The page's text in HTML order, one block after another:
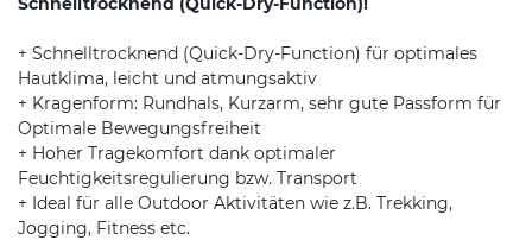
+ Schnelltrocknend (Quick-Dry-Function) für optimales
Hautklima, leicht und atmungsaktiv
+ Kragenform: Rundhals, Kurzarm, sehr gute Passform für
Optimale Bewegungsfreiheit
+ Hoher Tragekomfort dank optimaler
Feuchtigkeitsregulierung bzw. Transport
+ Ideal für alle Outdoor Aktivitäten wie z.B. Trekking,
Jogging, Fitness etc.